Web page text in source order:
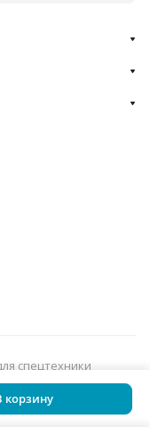
корзину
спецтехники